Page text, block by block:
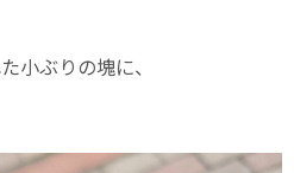
小ぶりの塊に、